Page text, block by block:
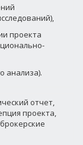
проекта
анализа).
отчет,
проекта,